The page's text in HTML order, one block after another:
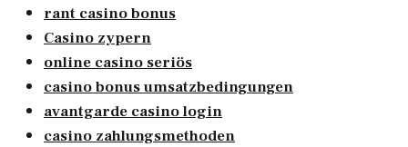
rant casino bonus
Casino zypern
online casino seriös
casino bonus umsatzbedingungen
avantgarde casino login
casino zahlungsmethoden